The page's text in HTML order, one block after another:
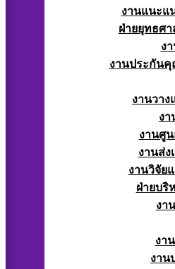
งานแนะแ
ฝ่ายยุทธศ
ง
งานประกัน
งานวา
ง
งานศู
งานส่ง
งานวิจัย
ฝ่ายบริ
งา
งา
งาน